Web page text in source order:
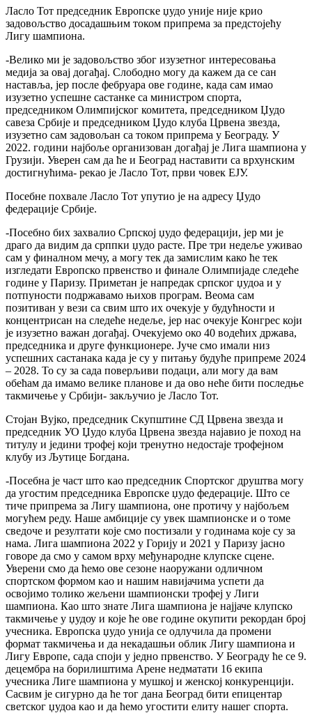
Ласло Тот председник Европске џудо уније није крио
задовољство досадашњим током припрема за предстојећу
Лигу шампиона.
-Велико ми је задовољство због изузетног интересовања
медија за овај догађај. Слободно могу да кажем да се сан
наставља, јер после фебруара ове године, када сам имао
изузетно успешне састанке са министром спорта,
председником Олимпијског комитета, председником Џудо
савеза Србије и председником Џудо клуба Црвена звезда,
изузетно сам задовољан са током припрема у Београду. У
2022. години најбоље организован догађај је Лига шампиона у
Грузији. Уверен сам да ће и Београд наставити са врхунским
достигнућима- рекао је Ласло Тот, први човек ЕЈУ.
Посебне похвале Ласло Тот упутио је на адресу Џудо
федерације Србије.
-Посебно бих захвалио Српској џудо федерацији, јер ми је
драго да видим да срппки џудо расте. Пре три недеље уживао
сам у финалном мечу, а могу тек да замислим како ће тек
изгледати Европско првенство и финале Олимпијаде следеће
године у Паризу. Приметан је напредак српског џудоа и у
потпуности подржавамо њихов програм. Веома сам
позитиван у вези са свим што их очекује у будућности и
концентрисан на следеће недеље, јер нас очекује Конгрес који
је изузетно важан догађај. Очекујемо око 40 водећих држава,
председника и друге функционере. Јуче смо имали низ
успешних састанака када је су у питању будуће припреме 2024
– 2028. То су за сада поверљиви подаци, али могу да вам
обећам да имамо велике планове и да ово неће бити последње
такмичење у Србији- закључио је Ласло Тот.
Стојан Вујко, председник Скупштине СД Црвена звезда и
председник УО Џудо клуба Црвена звезда најавио је поход на
титулу и једини трофеј који тренутно недостаје трофејном
клубу из Љутице Богдана.
-Посебна је част што као председник Спортског друштва могу
да угостим председника Европске џудо федерације. Што се
тиче припрема за Лигу шампиона, оне протичу у најбољем
могућем реду. Наше амбиције су увек шампионске и о томе
сведоче и резултати које смо постизали у годинама које су за
нама. Лига шампиона 2022 у Горију и 2021 у Паризу јасно
говоре да смо у самом врху међународне клупске сцене.
Уверени смо да ћемо ове сезоне наоружани одличном
спортском формом као и нашим навијачима успети да
освојимо толико жељени шампионски трофеј у Лиги
шампиона. Као што знате Лига шампиона је најјаче клупско
такмичење у џудоу и које ће ове године окупити рекордан број
учесника. Европска џудо унија се одлучила да промени
формат такмичења и да некадашњи облик Лигу шампиона и
Лигу Европе, сада споји у једно првенство. У Београду ће се 9.
децембра на борилиштима Арене недматати 16 екипа
учесника Лиге шампиона у мушкој и женској конкуренцији.
Сасвим је сигурно да ће тог дана Београд бити епицентар
светског џудоа као и да ћемо угостити елиту нашег спорта.